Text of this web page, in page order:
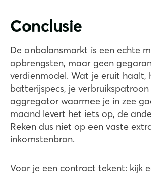
Conclusie
De onbalansmarkt is een echte
opbrengsten, maar geen
verdienmodel. Wat je eruit haalt,
batterijspecs, je
aggregator waarmee je in zee
maand levert het iets op, de
Reken dus niet op een vaste
inkomstenbron.
Voor je een contract tekent: kijk